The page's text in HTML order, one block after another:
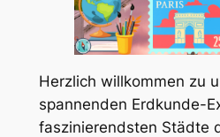
Herzlich willkommen zu
spannenden Erdkunde-
faszinierendsten Städte